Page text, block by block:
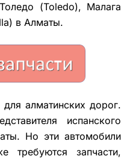
(Toledo), Малага
в Алматы.
алматинских дорог.
испанского
Но эти автомобили
запчасти,